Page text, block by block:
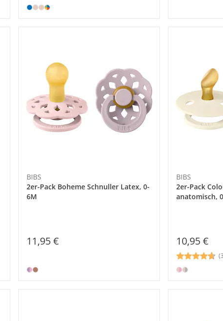
BIBS
2er-Pack Boheme Schnuller Latex, 0-
6M
11,95 €
BIBS
2er-Pack
anatomisch,
10,95 €